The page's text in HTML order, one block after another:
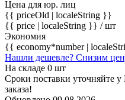
Цена для юр. лиц
{{ priceOld | localeString }}
{{ price | localeString }} / шт
Экономия
{{ economy*number |
Нашли дешевле? Снизим
На складе 0 шт
Сроки поставки уточняйте
заказа!